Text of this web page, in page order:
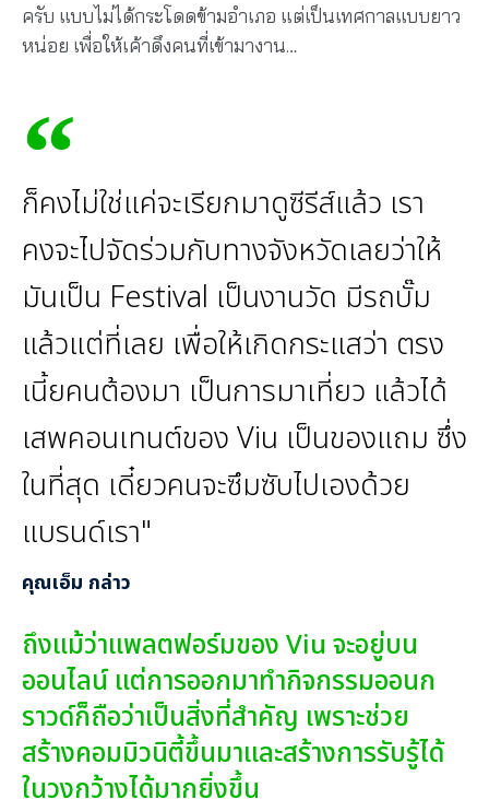
ครับ แบบไม่ได้กระโดดข้ามอำเภอ แต่เป็นเทศกาลแบบยาว
หน่อย เพื่อให้เค้าดึงคนที่เข้ามางาน…
ก็คงไม่ใช่แค่จะเรียกมาดูซีรีส์แล้ว เรา
คงจะไปจัดร่วมกับทางจังหวัดเลยว่าให้
มันเป็น Festival เป็นงานวัด มีรถบั๊ม
แล้วแต่ที่เลย เพื่อให้เกิดกระแสว่า ตรง
เนี้ยคนต้องมา เป็นการมาเที่ยว แล้วได้
เสพคอนเทนต์ของ Viu เป็นของแถม ซึ่ง
ในที่สุด เดี๋ยวคนจะซึมซับไปเองด้วย
แบรนด์เรา"
คุณเอ็ม กล่าว
ถึงแม้ว่าแพลตฟอร์มของ Viu จะอยู่บน
ออนไลน์ แต่การออกมาทำกิจกรรมออนก
ราวด์ก็ถือว่าเป็นสิ่งที่สำคัญ เพราะช่วย
สร้างคอมมิวนิตี้ขึ้นมาและสร้างการรับรู้ได้
ในวงกว้างได้มากยิ่งขึ้น